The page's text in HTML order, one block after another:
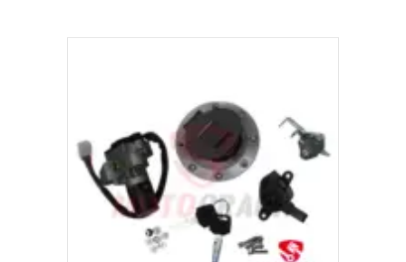
AÑADIR AL CARRITO